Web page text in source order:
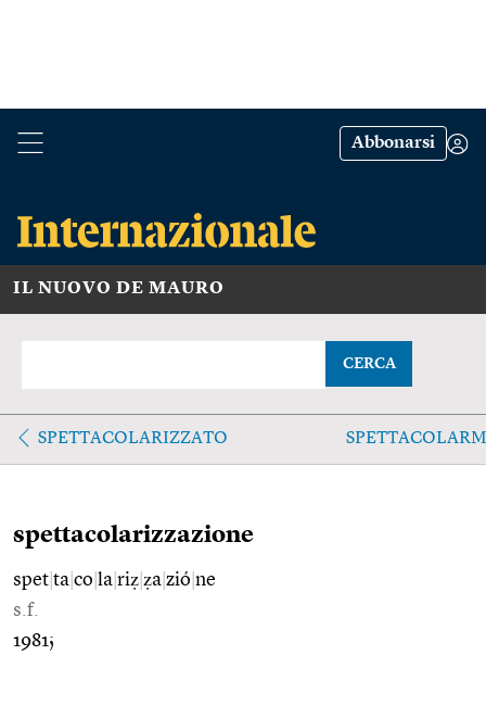
Abbonarsi
IL NUOVO DE MAURO
CERCA
SPETTACOLARIZZATO
spettacolarizzazione
spet ta co la riẓ ẓa zió ne
s.f.
1981;